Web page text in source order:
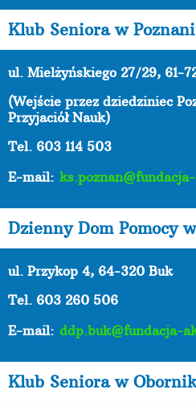
Klub Seniora w
ul. Mielżyńskiego 27/29, 61-
(Wejście przez dziedziniec
Przyjaciół Nauk)
Tel. 603 114 503
E-mail:
Dzienny Dom Pomocy
ul. Przykop 4, 64-320 Buk
Tel. 603 260 506
E-mail: ddp.buk@fundacja-
Klub Seniora w